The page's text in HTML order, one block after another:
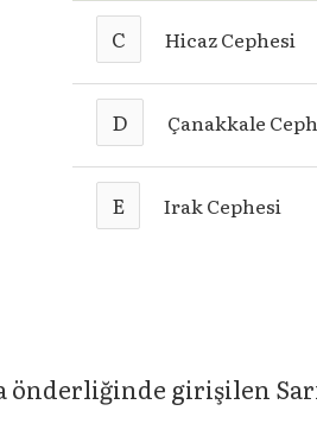
C Hicaz Cephesi
D Çanakkale
E Irak Cephesi
önderliğinde girişilen